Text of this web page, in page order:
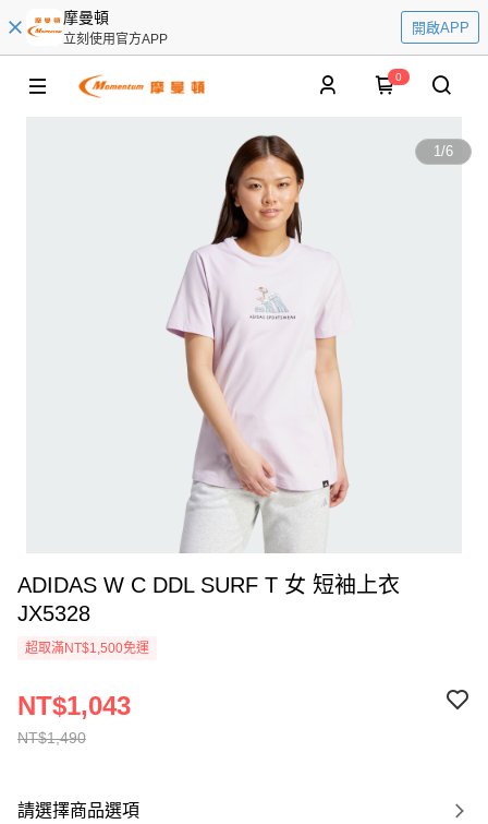
摩曼頓
立刻使用官方APP
開啟APP
0
1/6
ADIDAS W C DDL SURF T 女 短袖上衣
JX5328
超取滿NT$1,500免運
NT$1,490
NT$1,043
請選擇商品選項